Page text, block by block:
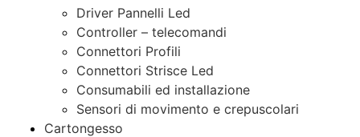
Driver Pannelli Led
Controller – telecomandi
Connettori Profili
Connettori Strisce Led
Consumabili ed installazione
Sensori di movimento e crepuscolari
Cartongesso